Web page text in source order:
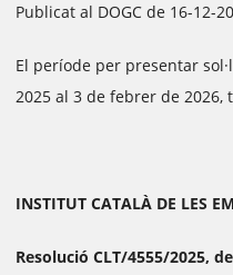
Publicat al DOGC de 16-12-
El període per presentar
2025 al 3 de febrer de 2026,
INSTITUT CATALÀ DE LES
Resolució CLT/4555/2025,